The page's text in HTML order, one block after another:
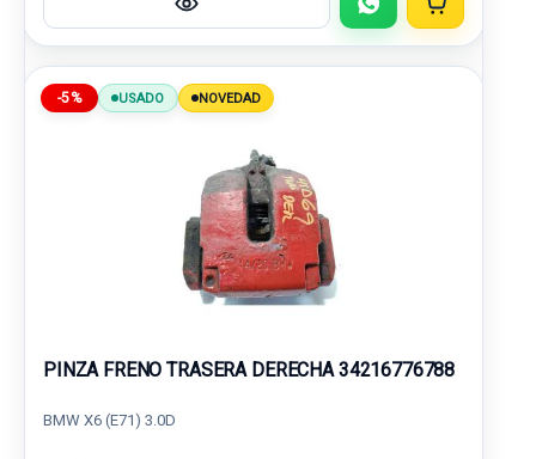
-5% USADO NOVEDAD
PINZA FRENO TRASERA DERECHA 34216776788
BMW X6 (E71) 3.0D